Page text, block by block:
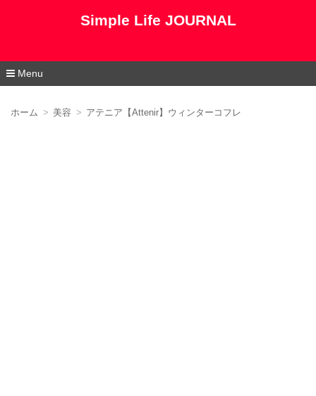
Simple Life JOURNAL
Menu
ホーム 美容 アテニア【Attenir】ウィンターコフレ